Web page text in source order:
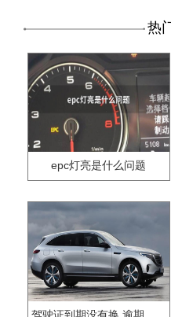
热
epc灯亮是什么问题